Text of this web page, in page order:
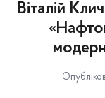
Віталій